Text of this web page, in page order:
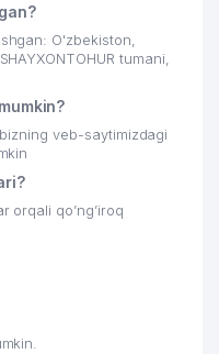
344 м
352 м
VA
ETISH
O'zbekiston,
tumani,
veb-saytimizdagi
orqali qo’ng’iroq